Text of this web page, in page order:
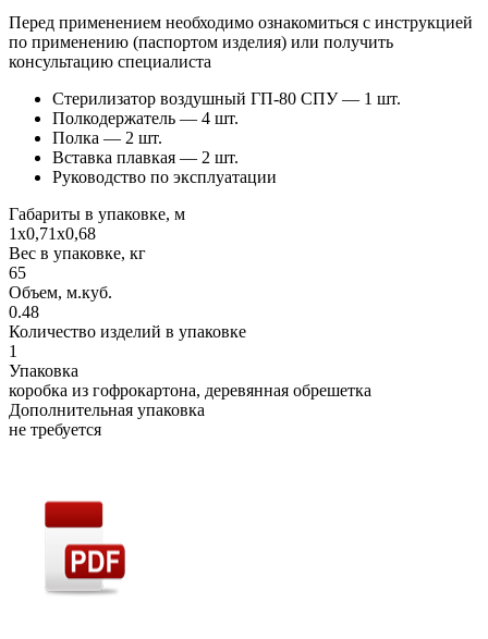
Перед применением необходимо ознакомиться с инструкцией
по применению (паспортом изделия) или получить
консультацию специалиста
Стерилизатор воздушный ГП-80 СПУ — 1 шт.
Полкодержатель — 4 шт.
Полка — 2 шт.
Вставка плавкая — 2 шт.
Руководство по эксплуатации
Габариты в упаковке, м
1х0,71х0,68
Вес в упаковке, кг
65
Объем, м.куб.
0.48
Количество изделий в упаковке
1
Упаковка
коробка из гофрокартона, деревянная обрешетка
Дополнительная упаковка
не требуется